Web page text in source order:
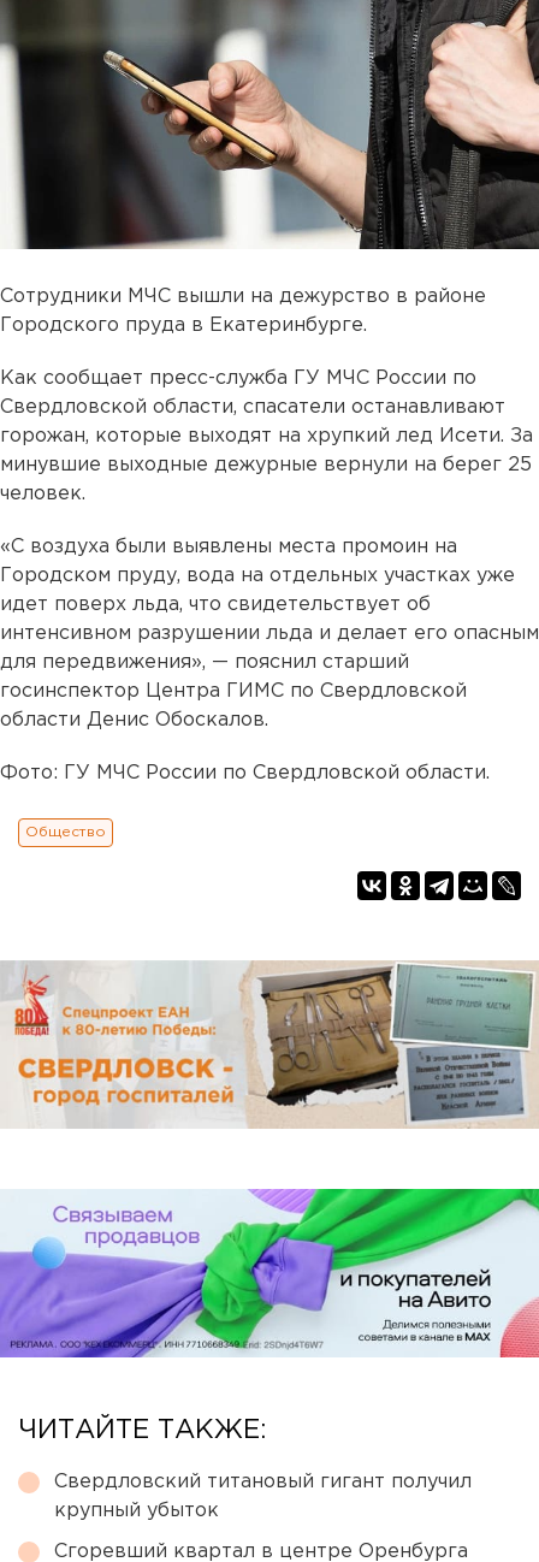
Сотрудники МЧС вышли на дежурство в районе
Городского пруда в Екатеринбурге.
Как сообщает пресс-служба ГУ МЧС России по
Свердловской области, спасатели останавливают
горожан, которые выходят на хрупкий лед Исети. За
минувшие выходные дежурные вернули на берег 25
человек.
«С воздуха были выявлены места промоин на
Городском пруду, вода на отдельных участках уже
идет поверх льда, что свидетельствует об
интенсивном разрушении льда и делает его опасным
для передвижения», — пояснил старший
госинспектор Центра ГИМС по Свердловской
области Денис Обоскалов.
Фото: ГУ МЧС России по Свердловской области.
Общество
ЧИТАЙТЕ ТАКЖЕ:
Свердловский титановый гигант получил
крупный убыток
Сгоревший квартал в центре Оренбурга